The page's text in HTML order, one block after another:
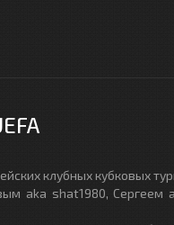
клубных кубковых
aka shat1980, Сергеем